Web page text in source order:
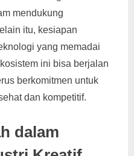
mendukung
itu, kesiapan
yang memadai
ini bisa berjalan
berkomitmen untuk
dan kompetitif.
dalam